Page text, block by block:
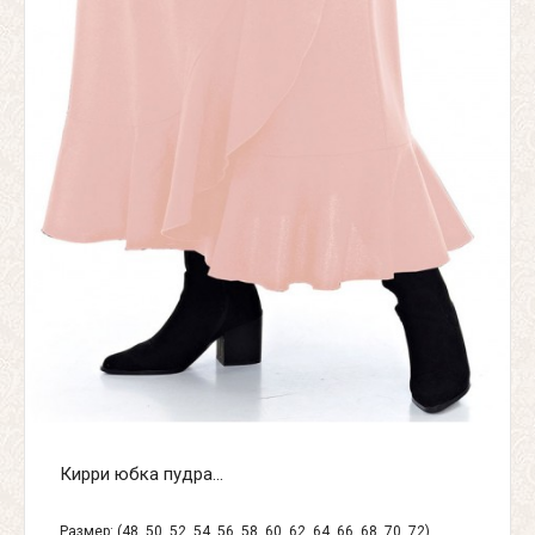
Кирри юбка пудра...
Размер: (48, 50, 52, 54, 56, 58, 60, 62, 64, 66, 68, 70, 72)